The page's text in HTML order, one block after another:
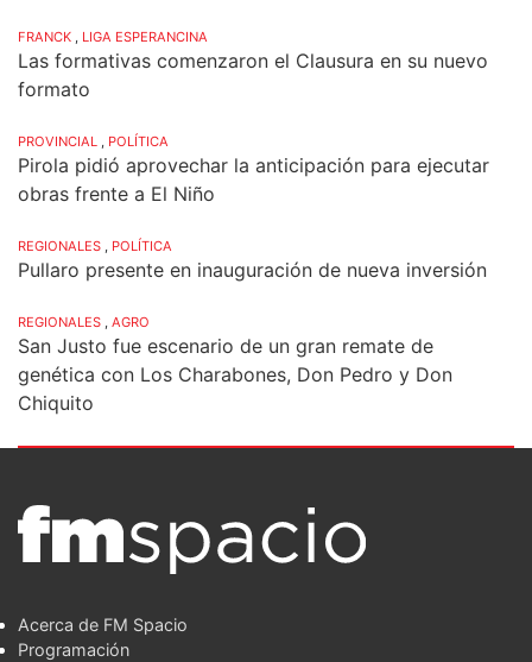
FRANCK , LIGA ESPERANCINA
Las formativas comenzaron el Clausura en su nuevo
formato
PROVINCIAL , POLÍTICA
Pirola pidió aprovechar la anticipación para ejecutar
obras frente a El Niño
REGIONALES , POLÍTICA
Pullaro presente en inauguración de nueva inversión
REGIONALES , AGRO
San Justo fue escenario de un gran remate de
genética con Los Charabones, Don Pedro y Don
Chiquito
Acerca de FM Spacio
Programación